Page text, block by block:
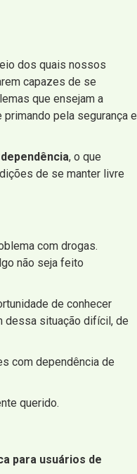
dos quais nossos
capazes de se
que ensejam a
pela segurança e
, o que
de se manter livre
com drogas.
não seja feito
de conhecer
dessa situação difícil, de
com dependência de
querido.
para usuários de